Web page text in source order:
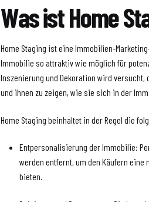
Was ist Home
Home Staging ist eine Immobilien-
Immobilie so attraktiv wie möglich für
Inszenierung und Dekoration wird
und ihnen zu zeigen, wie sie sich in der
Home Staging beinhaltet in der Regel die
Entpersonalisierung der Immobilie:
werden entfernt, um den Käufern
bieten.